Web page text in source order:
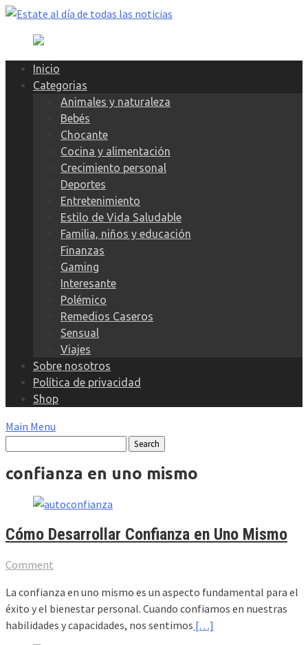
Skip
content
Inicio
Categorias
Animales y naturaleza
Bebés
Chocante
Cocina y alimentación
Crecimiento personal
Deportes
Entretenimiento
Estilo de Vida Saludable
Familia, niños y educación
Finanzas
Gaming
Interesante
Polémico
Remedios Caseros
Sensual
Viajes
Sobre nosotros
Política de privacidad
Shop
Main Menu
confianza en uno mismo
Cómo Desarrollar Confianza en Uno Mismo
Comment
La confianza en uno mismo es un aspecto fundamental para el
éxito y el bienestar personal. Cuando confiamos en nuestras
habilidades y capacidades, nos sentimos […]